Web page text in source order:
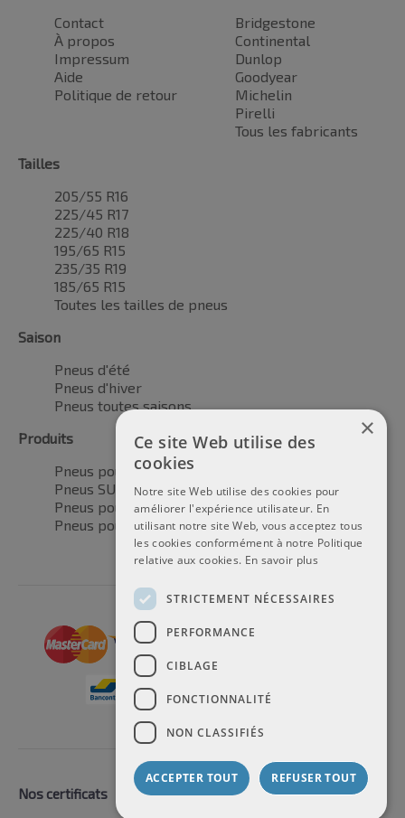
Contact
À propos
Impressum
Aide
Politique de retour
Bridgestone
Continental
Dunlop
Goodyear
Michelin
Pirelli
Tous les fabricants
Tailles
205/55 R16
225/45 R17
225/40 R18
195/65 R15
235/35 R19
185/65 R15
Toutes les tailles de pneus
Saison
Pneus d'été
Pneus d'hiver
Pneus toutes saisons
Produits
Pneus pour voitures
Pneus SUV / 4x4
Pneus pour camionnettes
Pneus pour motos
Nos certificats
×
Ce site Web utilise des
cookies
Notre site Web utilise des cookies pour
améliorer l'expérience utilisateur. En
utilisant notre site Web, vous acceptez tous
les cookies conformément à notre Politique
relative aux cookies. En savoir plus
STRICTEMENT NÉCESSAIRES
PERFORMANCE
CIBLAGE
FONCTIONNALITÉ
NON CLASSIFIÉS
ACCEPTER TOUT REFUSER TOUT